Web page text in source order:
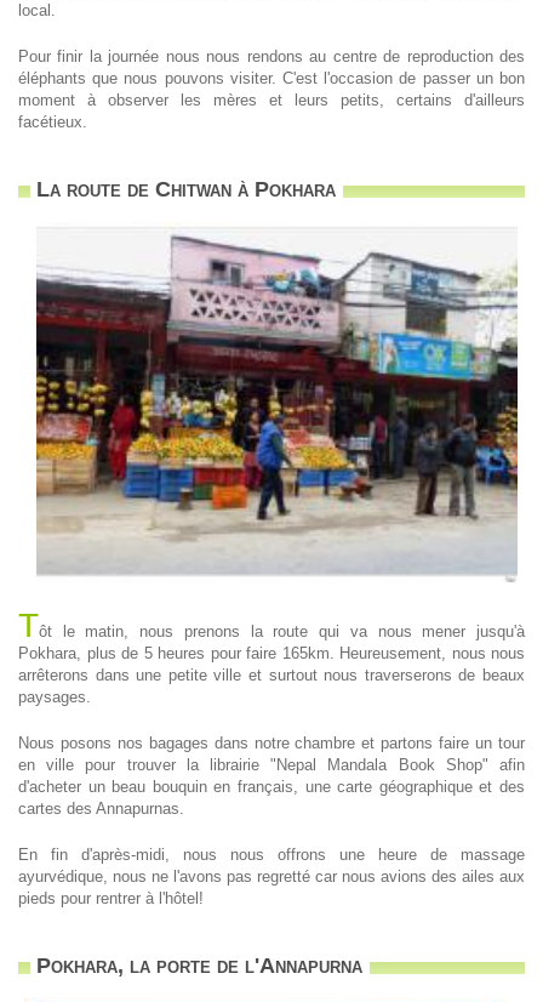
local.
Pour finir la journée nous nous rendons au centre de reproduction des
éléphants que nous pouvons visiter. C'est l'occasion de passer un bon
moment à observer les mères et leurs petits, certains d'ailleurs
facétieux.
La route de Chitwan à Pokhara
Tôt le matin, nous prenons la route qui va nous mener jusqu'à
Pokhara, plus de 5 heures pour faire 165km. Heureusement, nous nous
arrêterons dans une petite ville et surtout nous traverserons de beaux
paysages.
Nous posons nos bagages dans notre chambre et partons faire un tour
en ville pour trouver la librairie "Nepal Mandala Book Shop" afin
d'acheter un beau bouquin en français, une carte géographique et des
cartes des Annapurnas.
En fin d'après-midi, nous nous offrons une heure de massage
ayurvédique, nous ne l'avons pas regretté car nous avions des ailes aux
pieds pour rentrer à l'hôtel!
Pokhara, la porte de l'Annapurna